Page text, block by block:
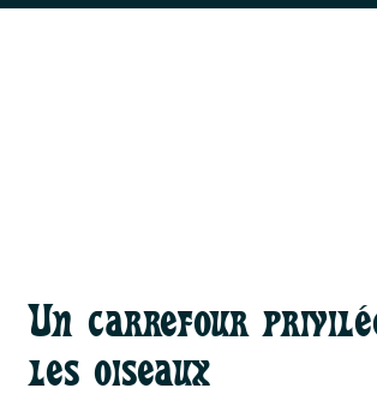
1
PRIVILÉGIÉ POUR
OISEAUX
Un carrefour
les oiseaux